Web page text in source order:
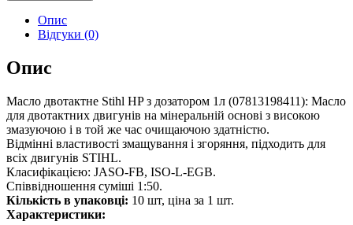
Опис
Відгуки (0)
Опис
Масло двотактне Stihl HP з дозатором 1л (07813198411): Масло
для двотактних двигунів на мінеральній основі з високою
змазуючою і в той же час очищаючою здатністю.
Відмінні властивості змащування і згоряння, підходить для
всіх двигунів STIHL.
Класифікацією: JASO-FB, ISO-L-EGB.
Співвідношення суміші 1:50.
Кількість в упаковці: 10 шт, ціна за 1 шт.
Характеристики: